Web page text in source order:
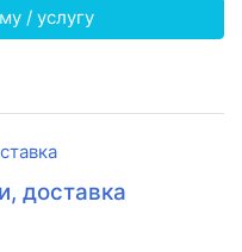
/ услугу
доставка